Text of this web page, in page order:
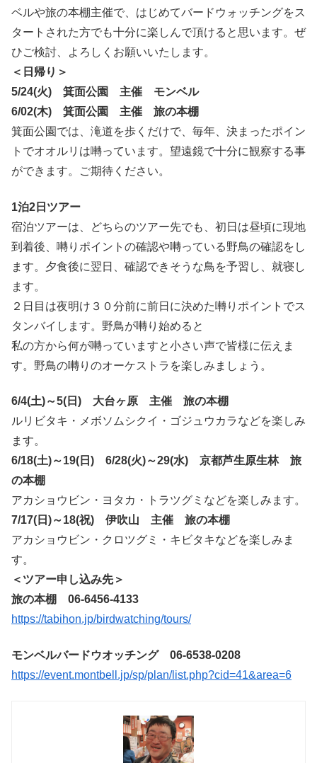
ベルや旅の本棚主催で、はじめてバードウォッチングをス
タートされた方でも十分に楽しんで頂けると思います。ぜ
ひご検討、よろしくお願いいたします。
＜日帰り＞
5/24(火) 箕面公園 主催 モンベル
6/02(木) 箕面公園 主催 旅の本棚
箕面公園では、滝道を歩くだけで、毎年、決まったポイン
トでオオルリは囀っています。望遠鏡で十分に観察する事
ができます。ご期待ください。
1泊2日ツアー
宿泊ツアーは、どちらのツアー先でも、初日は昼頃に現地
到着後、囀りポイントの確認や囀っている野鳥の確認をし
ます。夕食後に翌日、確認できそうな鳥を予習し、就寝し
ます。
２日目は夜明け３０分前に前日に決めた囀りポイントでス
タンバイします。野鳥が囀り始めると
私の方から何が囀っていますと小さい声で皆様に伝えま
す。野鳥の囀りのオーケストラを楽しみましょう。
6/4(土)～5(日) 大台ヶ原 主催 旅の本棚
ルリビタキ・メボソムシクイ・ゴジュウカラなどを楽しみ
ます。
6/18(土)～19(日) 6/28(火)～29(水) 京都芦生原生林 旅
の本棚
アカショウビン・ヨタカ・トラツグミなどを楽しみます。
7/17(日)～18(祝) 伊吹山 主催 旅の本棚
アカショウビン・クロツグミ・キビタキなどを楽しみま
す。
＜ツアー申し込み先＞
旅の本棚 06-6456-4133
https://tabihon.jp/birdwatching/tours/
モンベルバードウオッチング 06-6538-0208
https://event.montbell.jp/sp/plan/list.php?cid=41&area=6